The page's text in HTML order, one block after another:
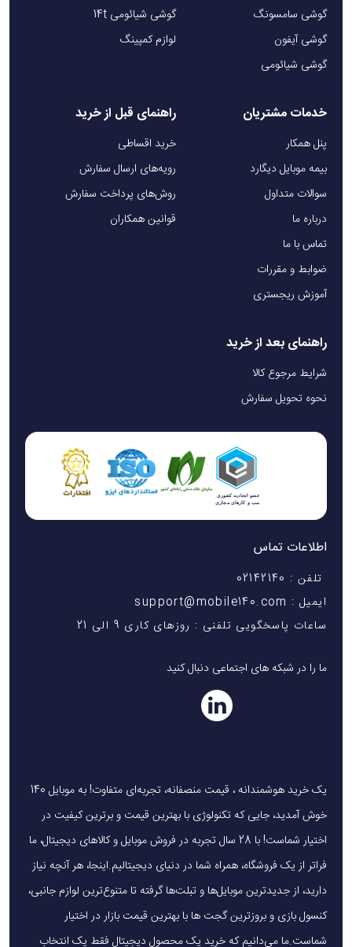
گوشی سامسونگ
گوشی آیفون
گوشی شیائومی
گوشی شیائومی 14t
لوازم کمپینگ
خدمات مشتریان
پنل همکار
بیمه موبایل دیگارد
سوالات متداول
درباره ما
تماس با ما
ضوابط و مقررات
آموزش ریجستری
راهنمای قبل از خرید
خرید اقساطی
رویه‌های ارسال سفارش
روش‌های پرداخت سفارش
قوانین همکاران
راهنمای بعد از خرید
شرایط مرجوع کالا
نحوه تحویل سفارش
اطلاعات تماس
تلفن : 02142140
ایمیل : support@mobile140.com
ساعات پاسخگویی تلفنی : روزهای کاری 9 الی 21
ما را در شبکه های اجتماعی دنبال کنید
یک خرید هوشمندانه ، قیمت منصفانه، تجربه‌ای متفاوت! به موبایل 140
خوش آمدید، جایی که تکنولوژی با بهترین قیمت و برترین کیفیت در
اختیار شماست! با 28 سال تجربه در فروش موبایل و کالاهای دیجیتال، ما
فراتر از یک فروشگاه، همراه شما در دنیای دیجیتالیم.اینجا، هر آنچه نیاز
دارید، از جدیدترین موبایل‌ها و تبلت‌ها گرفته تا متنوع‌ترین لوازم جانبی،
کنسول بازی و بروزترین گجت ها با بهترین قیمت بازار در اختیار
شماست.ما می‌دانیم که خرید یک محصول دیجیتال فقط یک انتخاب